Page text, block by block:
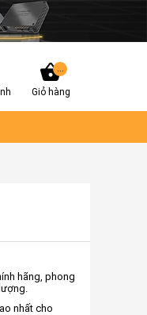
Giỏ hàng
hãng, phong
nhất cho